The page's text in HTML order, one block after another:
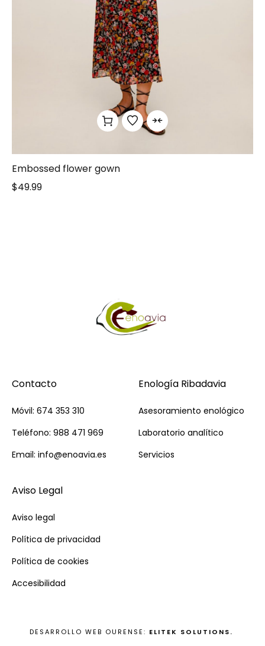
Embossed flower gown
$49.99
Contacto
Móvil: 674 353 310
Teléfono: 988 471 969
Email: info@enoavia.es
Enología Ribadavia
Asesoramiento enológico
Laboratorio analítico
Servicios
Aviso Legal
Aviso legal
Política de privacidad
Política de cookies
Accesibilidad
DESARROLLO WEB OURENSE: ELITEK SOLUTIONS.